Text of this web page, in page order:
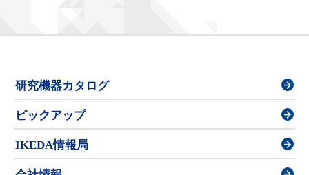
研究機器カタログ
ピックアップ
IKEDA情報局